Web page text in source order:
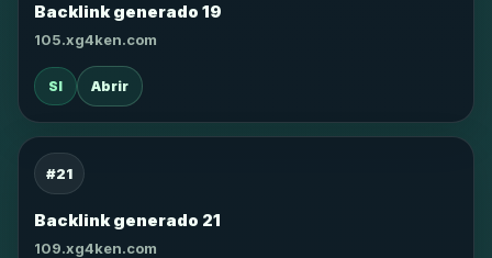
Backlink generado 19
105.xg4ken.com
SI Abrir
#21
Backlink generado 21
109.xg4ken.com